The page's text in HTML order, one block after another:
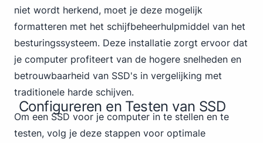
niet wordt herkend, moet je deze mogelijk
formatteren met het schijfbeheerhulpmiddel van het
besturingssysteem. Deze installatie zorgt ervoor dat
je computer profiteert van de hogere snelheden en
betrouwbaarheid van SSD's in vergelijking met
traditionele harde schijven.
Configureren en Testen van SSD
Om een SSD voor je computer in te stellen en te
testen, volg je deze stappen voor optimale